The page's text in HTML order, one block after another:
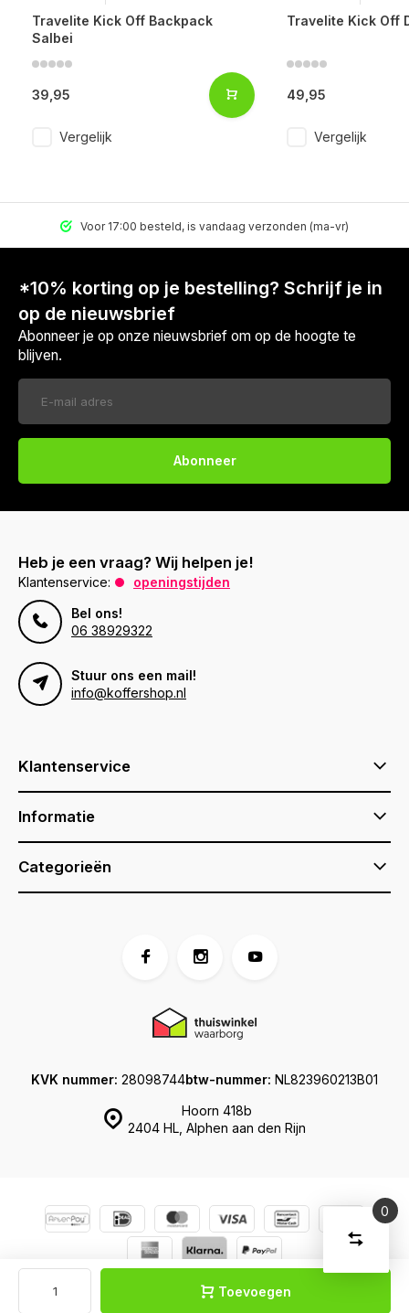
Toevoegen
Travelite Kick Off Backpack
Salbei
39,95
Vergelijk
Travelite Kick Off
49,95
Vergelijk
Voor 17:00 besteld, is vandaag verzonden (ma-vr)
*10% korting op je bestelling? Schrijf je in
op de nieuwsbrief
Abonneer je op onze nieuwsbrief om op de hoogte te
blijven.
Abonneer
Heb je een vraag? Wij helpen je!
Klantenservice:
openingstijden
Bel ons!
06 38929322
Stuur ons een mail!
info@koffershop.nl
Klantenservice
Informatie
Categorieën
Hoorn 418b
2404 HL, Alphen aan den Rijn
KVK nummer: 28098744btw-nummer: NL823960213B01
0
Vergelijk
Verwijder
U
Start